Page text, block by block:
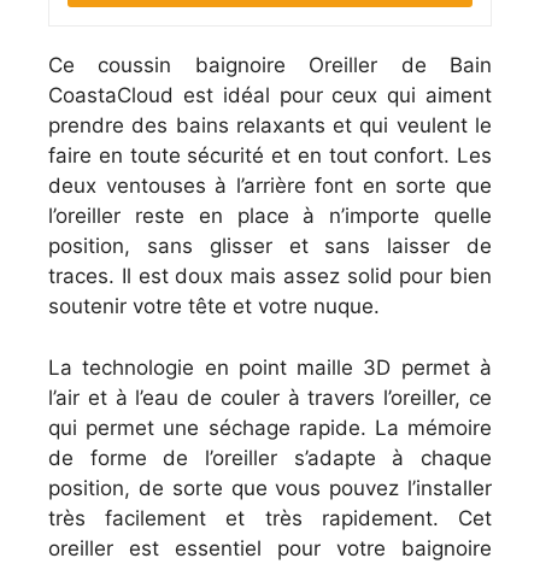
Ce coussin baignoire Oreiller de Bain
CoastaCloud est idéal pour ceux qui aiment
prendre des bains relaxants et qui veulent le
faire en toute sécurité et en tout confort. Les
deux ventouses à l’arrière font en sorte que
l’oreiller reste en place à n’importe quelle
position, sans glisser et sans laisser de
traces. Il est doux mais assez solid pour bien
soutenir votre tête et votre nuque.
La technologie en point maille 3D permet à
l’air et à l’eau de couler à travers l’oreiller, ce
qui permet une séchage rapide. La mémoire
de forme de l’oreiller s’adapte à chaque
position, de sorte que vous pouvez l’installer
très facilement et très rapidement. Cet
oreiller est essentiel pour votre baignoire